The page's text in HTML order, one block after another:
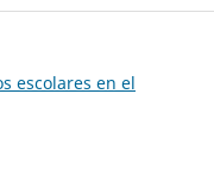
escolares en el